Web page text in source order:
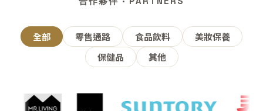
全部 零售通路 食品飲料
美妝保養
保健品
其他